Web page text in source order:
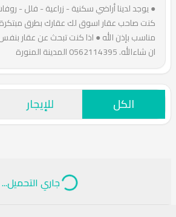
● يوجد لدينا أراضي سكنية - زراعية - فلل -
كنت صاحب عقار اسوق لك عقارك بطرق
مناسب بإذن الله ● اذا كنت تبحث عن عقار
ان شاءالله. 0562114395 المدينة المنورة
الكل للإيجار
جاري التحميل...